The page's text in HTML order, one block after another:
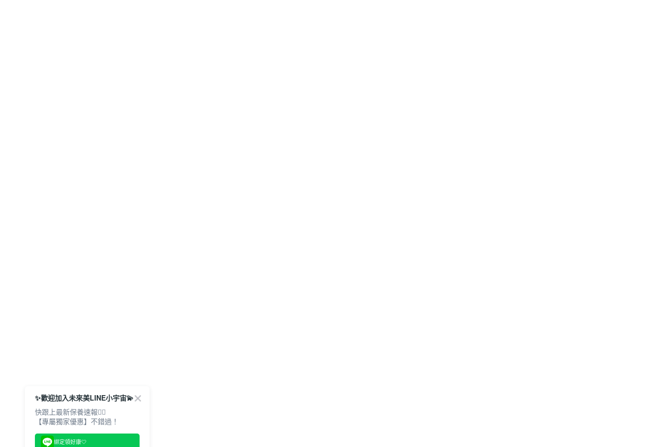
✨歡迎加入未來美LINE小宇宙💫
快跟上最新保養速報🙋‍♀️
【專屬獨家優惠】不錯過！
綁定領好康🤍